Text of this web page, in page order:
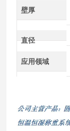
壁厚
直径
应用领域